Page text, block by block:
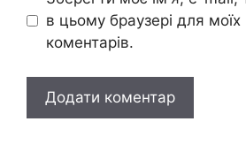
в цьому браузері для
коментарів.